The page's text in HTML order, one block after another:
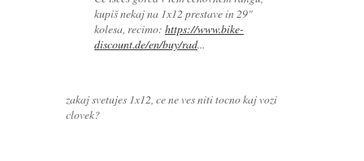
kupiš nekaj na 1x12 prestave in 29"
kolesa, recimo: https://www.bike-
discount.de/en/buy/rad...
zakaj svetujes 1x12, ce ne ves niti tocno kaj vozi
clovek?